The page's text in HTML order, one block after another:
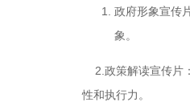
政府形象宣传
象。
2.政策解读宣传片
性和执行力。